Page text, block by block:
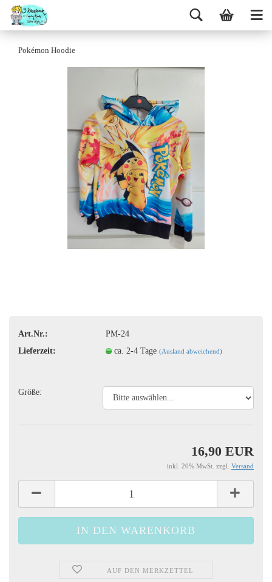
Pokémon Hoodie
Art.Nr.:
PM-24
Lieferzeit:
ca. 2-4 Tage(Ausland abweichend)
Größe:
16,90 EUR
inkl. 20% MwSt. zzgl. Versand
AUF DEN MERKZETTEL